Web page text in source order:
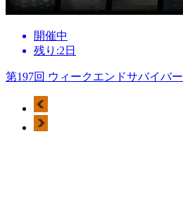
開催中
残り:2日
第197回 ウィークエンドサバイバー